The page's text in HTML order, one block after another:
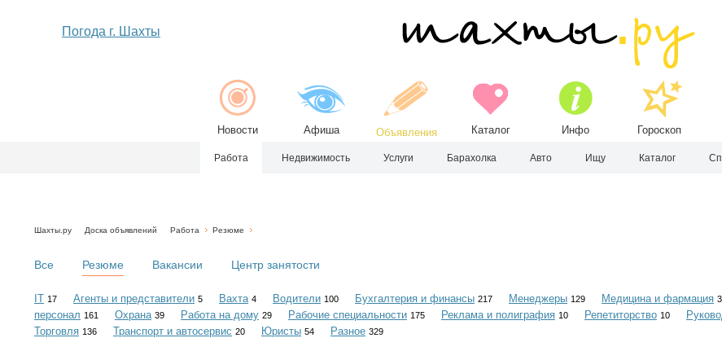
Погода г. Шахты
Новости Афиша Объявления Каталог Инфо Гороскоп
Работа Недвижимость Услуги Барахолка Авто Ищу Каталог
Шахты.ру Доска объявлений Работа Резюме
Все Резюме Вакансии Центр занятости
IT 17 Агенты и представители 5 Вахта 4 Водители 100 Бухгалтерия и финансы 217 Менеджеры 129 Медицина и фармация
персонал 161 Охрана 39 Работа на дому 29 Рабочие специальности 175 Реклама и полиграфия 10 Репетиторство 10
Торговля 136 Транспорт и автосервис 20 Юристы 54 Разное 329